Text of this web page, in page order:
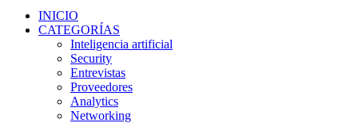
INICIO
CATEGORÍAS
Inteligencia artificial
Security
Entrevistas
Proveedores
Analytics
Networking